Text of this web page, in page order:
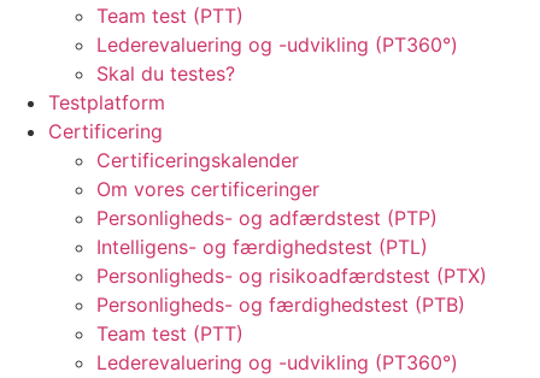
Team test (PTT)
Lederevaluering og -udvikling (PT360°)
Skal du testes?
Testplatform
Certificering
Certificeringskalender
Om vores certificeringer
Personligheds- og adfærdstest (PTP)
Intelligens- og færdighedstest (PTL)
Personligheds- og risikoadfærdstest (PTX)
Personligheds- og færdighedstest (PTB)
Team test (PTT)
Lederevaluering og -udvikling (PT360°)